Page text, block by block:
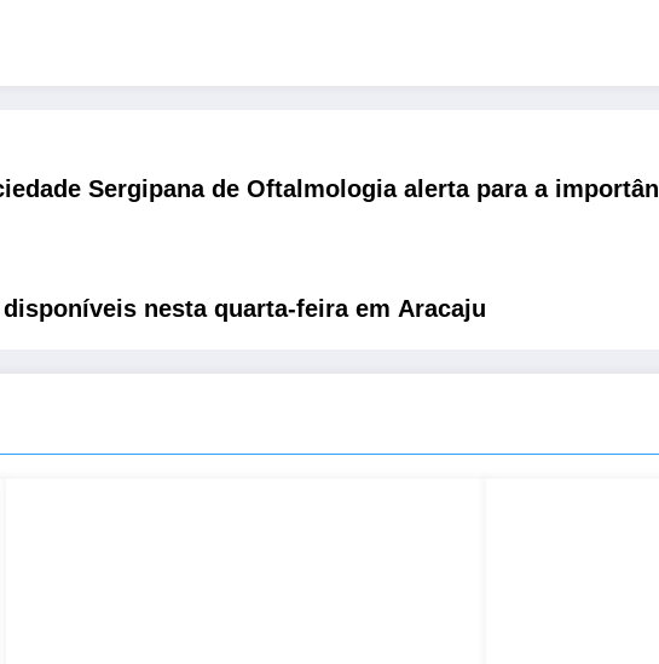
Sergipana de Oftalmologia alerta para a
nesta quarta-feira em Aracaju